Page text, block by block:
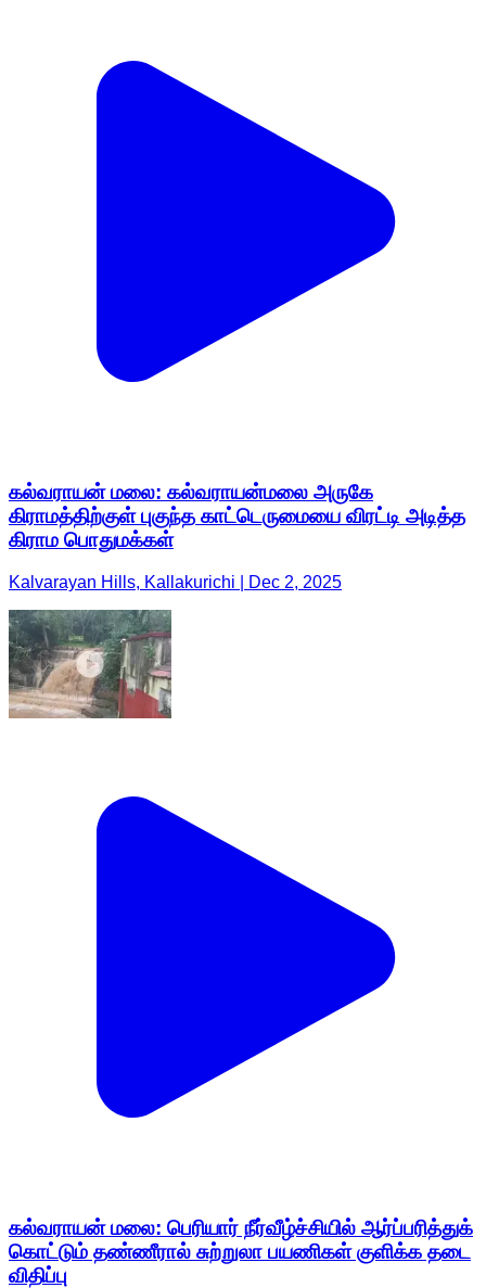
கல்வராயன் மலை: கல்வராயன்மலை அருகே
கிராமத்திற்குள் புகுந்த காட்டெருமையை விரட்டி அடித்த
கிராம பொதுமக்கள்
Kalvarayan Hills, Kallakurichi | Dec 2, 2025
கல்வராயன் மலை: பெரியார் நீர்வீழ்ச்சியில் ஆர்ப்பரித்துக்
கொட்டும் தண்ணீரால் சுற்றுலா பயணிகள் குளிக்க தடை
விதிப்பு